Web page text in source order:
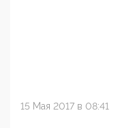
15 Мая 2017 в 08:41